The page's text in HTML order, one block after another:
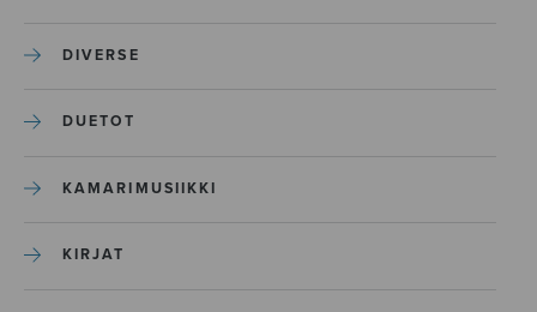
DIVERSE
DUETOT
KAMARIMUSIIKKI
KIRJAT